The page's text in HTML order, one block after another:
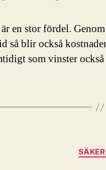
en stor fördel.
så blir också
som vinster